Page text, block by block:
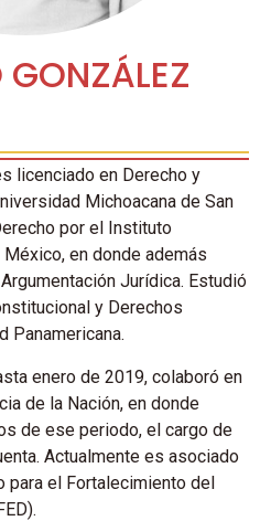
licenciado en Derecho y
Michoacana de San
por el Instituto
en donde además
Jurídica. Estudió
y Derechos
Panamericana.
enero de 2019, colaboró en
de la Nación, en donde
de ese periodo, el cargo de
Actualmente es asociado
para el Fortalecimiento del